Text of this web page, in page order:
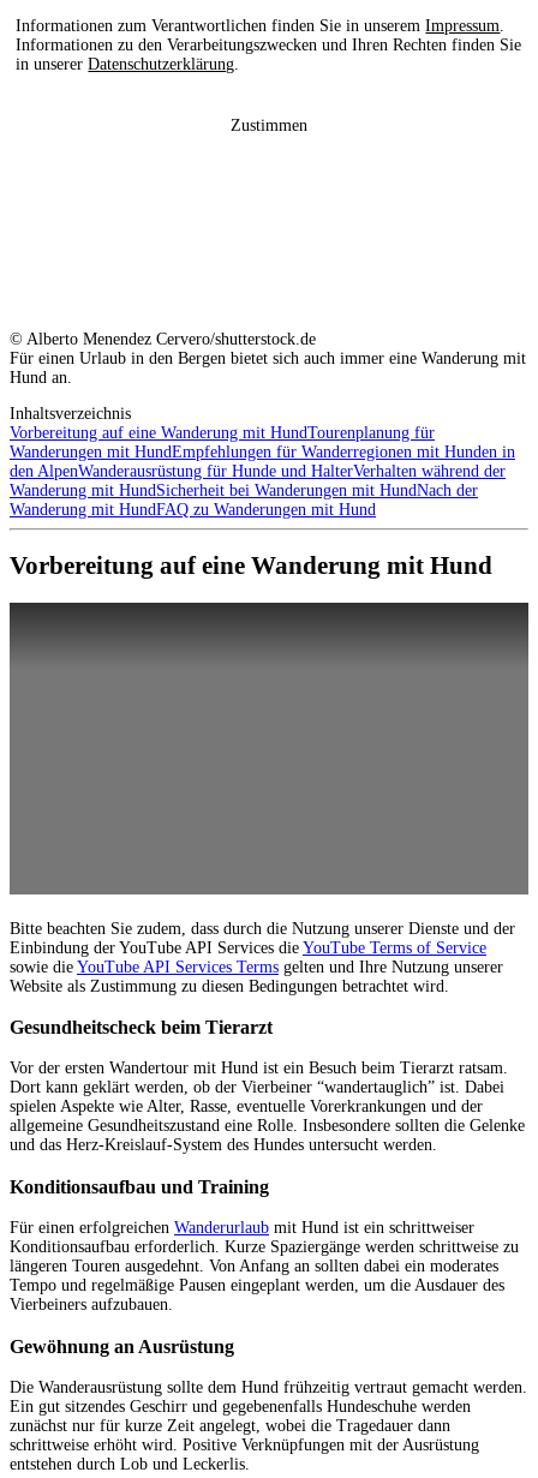
Informationen zum Verantwortlichen finden Sie in unseremImpressum
Informationen zu den Verarbeitungszwecken und Ihren Rechten finden Sie
in unsererDatenschutzerklärung
Zustimmen
© Alberto Menendez Cervero/shutterstock.de
Für einen Urlaub in den Bergen bietet sich auch immer eine Wanderung mit
Hund an.
Inhaltsverzeichnis
Vorbereitung auf eine Wanderung mit HundTourenplanung für
Wanderungen mit HundEmpfehlungen für Wanderregionen mit Hunden in
den AlpenWanderausrüstung für Hunde und HalterVerhalten während der
Wanderung mit Hund Sicherheit bei Wanderungen mit HundNach der
Wanderung mit HundFAQ zu Wanderungen mit Hund
Vorbereitung auf eine Wanderung mit Hund
Bitte beachten Sie zudem, dass durch die Nutzung unserer Dienste und der
Einbindung der YouTube API Services die YouTube Terms of Service
sowie die YouTube API Services Terms gelten und Ihre Nutzung unserer
Website als Zustimmung zu diesen Bedingungen betrachtet wird.
Gesundheitscheck beim Tierarzt
Vor der ersten Wandertour mit Hund ist ein Besuch beim Tierarzt ratsam.
Dort kann geklärt werden, ob der Vierbeiner “wandertauglich” ist. Dabei
spielen Aspekte wie Alter, Rasse, eventuelle Vorerkrankungen und der
allgemeine Gesundheitszustand eine Rolle. Insbesondere sollten die Gelenke
und das Herz-Kreislauf-System des Hundes untersucht werden.
Konditionsaufbau und Training
Für einen erfolgreichen Wanderurlaub mit Hund ist ein schrittweiser
Konditionsaufbau erforderlich. Kurze Spaziergänge werden schrittweise zu
längeren Touren ausgedehnt. Von Anfang an sollten dabei ein moderates
Tempo und regelmäßige Pausen eingeplant werden, um die Ausdauer des
Vierbeiners aufzubauen.
Gewöhnung an Ausrüstung
Die Wanderausrüstung sollte dem Hund frühzeitig vertraut gemacht werden.
Ein gut sitzendes Geschirr und gegebenenfalls Hundeschuhe werden
zunächst nur für kurze Zeit angelegt, wobei die Tragedauer dann
schrittweise erhöht wird. Positive Verknüpfungen mit der Ausrüstung
entstehen durch Lob und Leckerlis.